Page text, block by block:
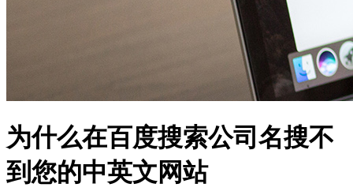
为什么在百度搜索公司名搜不
到您的中英文网站